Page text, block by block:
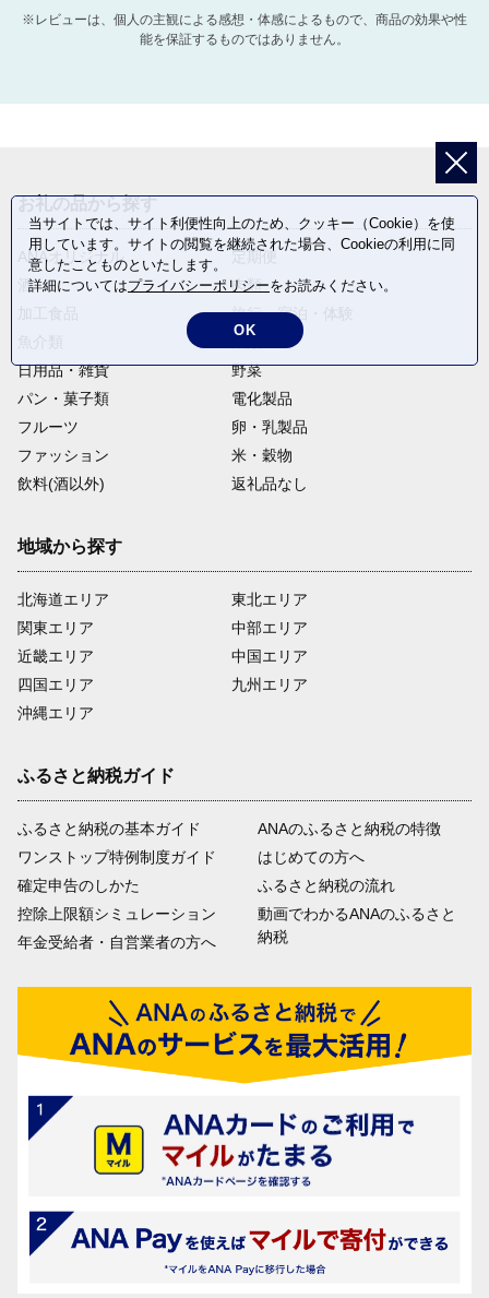
※レビューは、個人の主観による感想・体感によるもので、商品の効果や性
能を保証するものではありません。
ANAオリジナル
定期便
酒
肉類
旅行・宿泊・体験
日用品・雑貨
野菜
パン・菓子類
電化製品
フルーツ
卵・乳製品
ファッション
米・穀物
飲料(酒以外)
返礼品なし
地域から探す
北海道エリア
関東エリア
近畿エリア
四国エリア
沖縄エリア
東北エリア
中部エリア
中国エリア
九州エリア
ふるさと納税ガイド
ふるさと納税の基本ガイド
ワンストップ特例制度ガイド
確定申告のしかた
控除上限額シミュレーション
年金受給者・自営業者の方へ
ANAのふるさと納税の特徴
はじめての方へ
ふるさと納税の流れ
動画でわかるANAのふるさと
納税
当サイトでは、サイト利便性向上のため、クッキー（Cookie）を使
用しています。サイトの閲覧を継続された場合、Cookieの利用に同
意したことものといたします。
詳細についてはプライバシーポリシーをお読みください。
OK